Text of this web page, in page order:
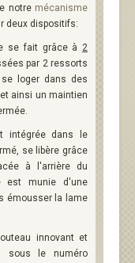
notre mécanisme
deux dispositifs:
se fait grâce à 2
par 2 ressorts
loger dans des
ainsi un maintien
intégrée dans le
se libère grâce
à l'arrière du
est munie d'une
émousser la lame
innovant et
sous le numéro